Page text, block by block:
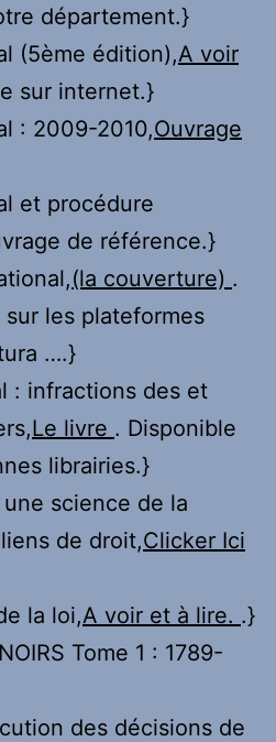
département.}
(5ème édition),A voir
sur internet.}
: 2009-2010,Ouvrage
et procédure
de référence.}
(la couverture) .
sur les plateformes
….}
: infractions des et
Le livre . Disponible
librairies.}
science de la
de droit,Clicker Ici
la loi,A voir et à lire. .}
Tome 1 : 1789-
des décisions de